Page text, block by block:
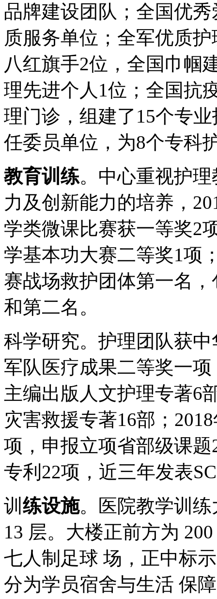
品牌建设团队；全国优
质服务单位；全军优质
八红旗手2位，全国巾帼
理先进个人1位；全国抗
理门诊，组建了15个专
任委员单位，为8个专科
教育训练。中心重视护
力及创新能力的培养，
学类微课比赛获一等奖2
学基本功大赛二等奖1项
赛战场救护团体第一名
和第二名。
科学研究。护理团队获
军队医疗成果二等奖一
主编出版人文护理专著6
灾害救援专著16部；
项，申报立项省部级课题
专利22项，近三年发表
训 练设施。医院教学训
13 层。大楼正前方为
七人制足球 场，正中标
分为学员宿舍与生活 保